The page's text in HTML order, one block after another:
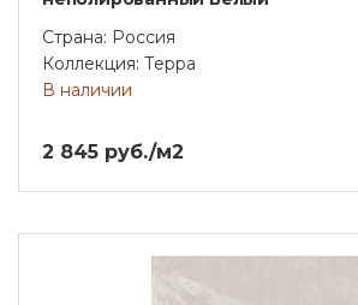
Страна: Россия
Коллекция: Терра
В наличии
2 845 руб./м2